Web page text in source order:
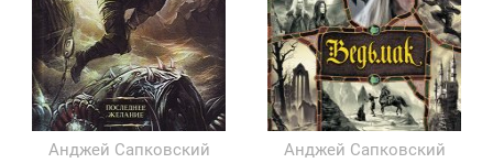
Анджей Сапковский
Анджей Сапковский